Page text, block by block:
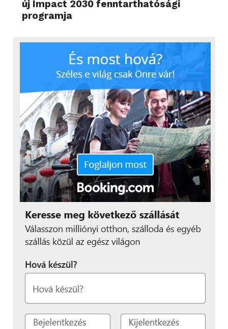
új Impact 2030 fenntarthatósági
programja